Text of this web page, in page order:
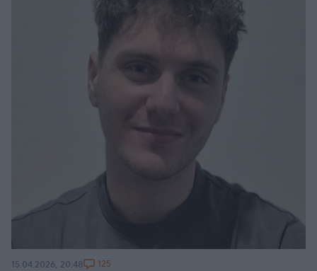
15.04.2026, 20:48 125